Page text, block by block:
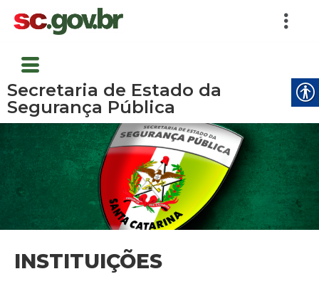
Secretaria de Estado da
Segurança Pública
INSTITUIÇÕES